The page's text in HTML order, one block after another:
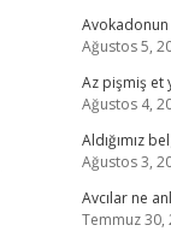
Ağustos 5,
Az pişmiş et
Ağustos 4,
Aldığımız
Ağustos 3,
Avcılar ne
Temmuz 30,